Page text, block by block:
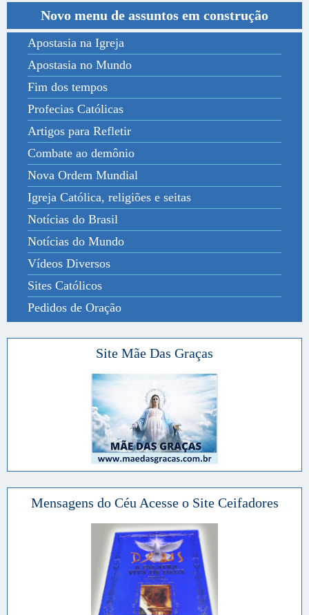
Novo menu de assuntos em construção
Apostasia na Igreja
Apostasia no Mundo
Fim dos tempos
Profecias Católicas
Artigos para Refletir
Combate ao demônio
Nova Ordem Mundial
Igreja Católica, religiões e seitas
Notícias do Brasil
Notícias do Mundo
Vídeos Diversos
Sites Católicos
Pedidos de Oração
Site Mãe Das Graças
Mensagens do Céu Acesse o Site Ceifadores